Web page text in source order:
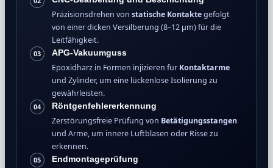
Präzisionsdrehen von statische Kontaktegefolgt
von einer dicken Versilberung (8–12 μm) für die
Leitfähigkeit.
03 APG-Vakuumguss
Epoxidharz in Formen injizieren für Kontaktarme
und Zylinder, um eine lückenlose Isolierung zu
gewährleisten.
04 Röntgenfehlererkennung
Zerstörungsfreie Prüfung von Betätigungsstangen
und Arme, um innere Luftblasen oder Risse zu
erkennen.
05 Endmontageprüfung